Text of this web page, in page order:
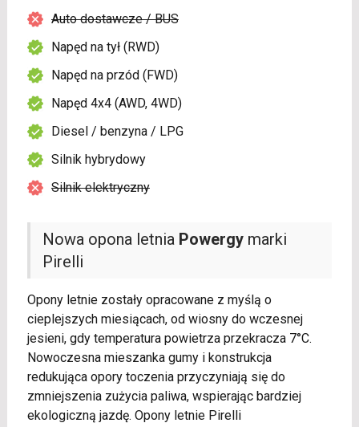
Nowa opona letnia Powergymarki
Pirelli
Opony letnie zostały opracowane z myślą o
cieplejszych miesiącach, od wiosny do wczesnej
jesieni, gdy temperatura powietrza przekracza 7°C.
Nowoczesna mieszanka gumy i konstrukcja
redukująca opory toczenia przyczyniają się do
zmniejszenia zużycia paliwa, wspierając bardziej
ekologiczną jazdę. Opony letnie Pirelli
Auto dostawcze / BUS
Napęd na tył (RWD)
Napęd na przód (FWD)
Napęd 4x4 (AWD, 4WD)
Diesel / benzyna / LPG
Silnik hybrydowy
Silnik elektryczny